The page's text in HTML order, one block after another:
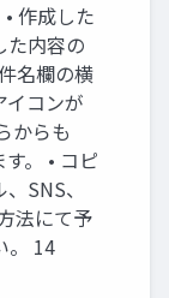
作成した
た内容の
名欄の横
イコンが
からも
。 • コピ
SNS、
法にて予
。 14